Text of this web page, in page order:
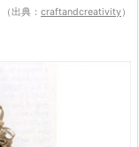
（出典： craftandcreativity）